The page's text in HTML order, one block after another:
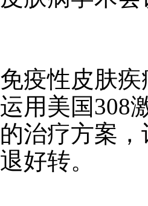
免疫性皮肤
用美国308
治疗方案
好转。